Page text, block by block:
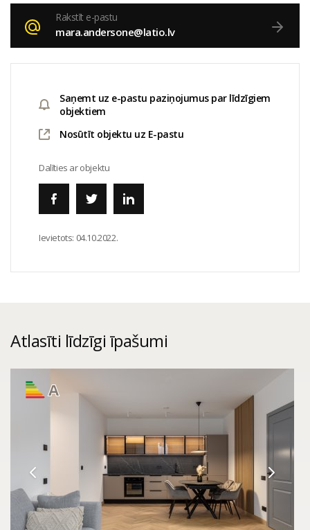
Rakstīt e-pastu
mara.andersone@latio.lv
Saņemt uz e-pastu paziņojumus par līdzīgiem
objektiem
Nosūtīt objektu uz E-pastu
Dalīties ar objektu
Ievietots: 04.10.2022.
Atlasīti līdzīgi īpašumi
A